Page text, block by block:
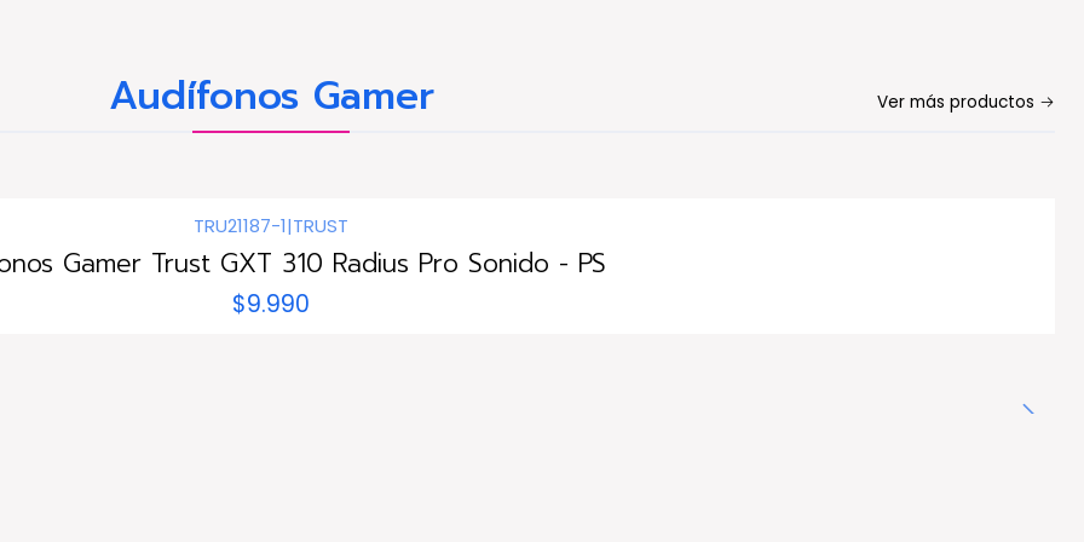
Audífonos Gamer Ver más productos
TRU21187-1|TRUST
Gamer Trust GXT 310 Radius Pro Sonido - PS
$9.990